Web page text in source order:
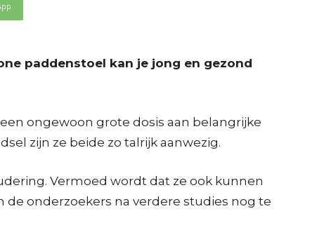
paddenstoel kan je jong en gezond
ongewoon grote dosis aan belangrijke
zijn ze beide zo talrijk aanwezig.
Vermoed wordt dat ze ook kunnen
onderzoekers na verdere studies nog te